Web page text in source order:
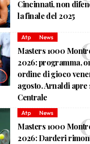
Cincinnati, non
la finale del 2025
Atp News
Masters 1000
2026: programma,
ordine di gioco
agosto. Arnaldi apre
Centrale
Atp News
Masters 1000
2026: Darderi